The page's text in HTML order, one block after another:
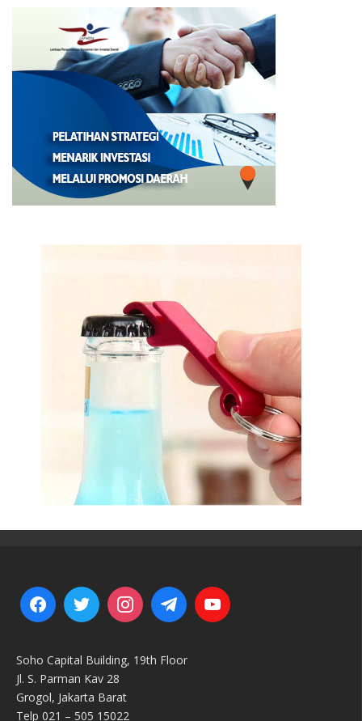
Soho Capital Building, 19th Floor
Jl. S. Parman Kav 28
Grogol, Jakarta Barat
Telp 021 – 505 15022